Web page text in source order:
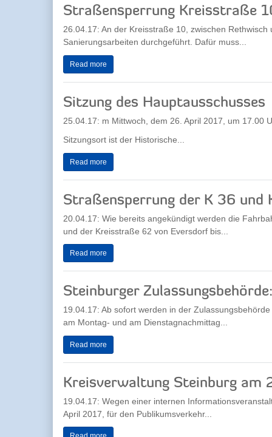
Straßensperrung Kreisstraße
26.04.17: An der Kreisstraße 10, zwischen
Sanierungsarbeiten durchgeführt. Dafür muss...
Read more
Sitzung des Hauptausschusses
25.04.17: m Mittwoch, dem 26. April 2017, um 17.00
Sitzungsort ist der Historische...
Read more
Straßensperrung der K 36 und
20.04.17: Wie bereits angekündigt werden die
und der Kreisstraße 62 von Eversdorf bis...
Read more
Steinburger
19.04.17: Ab sofort werden in der
am Montag- und am Dienstagnachmittag...
Read more
Kreisverwaltung Steinburg am
19.04.17: Wegen einer internen
April 2017, für den Publikumsverkehr...